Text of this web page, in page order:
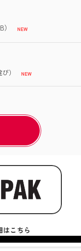
）
）
はこちら